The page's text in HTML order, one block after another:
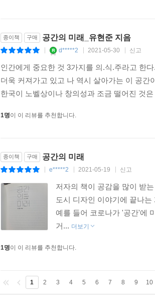
종이책 구매 공간의 미래_유현준 지음
d*****2 2021-05-30 신고
인간에게 중요한 것 3가지를 의.식.주라고 한
더욱 커져가고 있고 나 역시 살아가는 이 공
한국이 노벨상이나 창의성과 조금 떨어진 것
1명이 이 리뷰를 추천합니다.
종이책 구매 공간의 미래
e*****2 2021-05-19 신고
저자의 책이 공감을 많이 받
도시 디자인 이야기에 끝나
예를 들어 코로나가 '공간'에
거... 더보기
1명이 이 리뷰를 추천합니다.
1 2 3 4 5 6 7 8 9 10